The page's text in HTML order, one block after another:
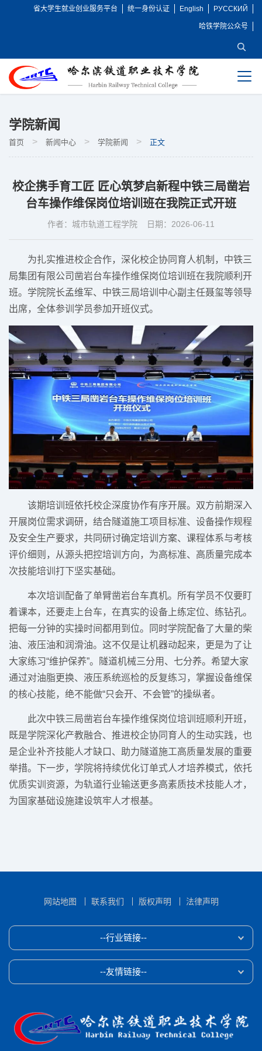
省大学生就业创业服务平台 统一身份认证 English РУССКИЙ
哈铁学院公众号
新闻中心 +
学院新闻
首页 > 新闻中心 > 学院新闻 > 正文
校企携手育工匠 匠心筑梦启新程中铁三局凿岩
台车操作维保岗位培训班在我院正式开班
作者：城市轨道工程学院 日期：2026-06-11
为扎实推进校企合作，深化校企协同育人机制，中铁三
局集团有限公司凿岩台车操作维保岗位培训班在我院顺利开
班。学院院长孟维军、中铁三局培训中心副主任聂玺等领导
出席，全体参训学员参加开班仪式。
该期培训班依托校企深度协作有序开展。双方前期深入
开展岗位需求调研，结合隧道施工项目标准、设备操作规程
及安全生产要求，共同研讨确定培训方案、课程体系与考核
评价细则，从源头把控培训方向，为高标准、高质量完成本
次技能培训打下坚实基础。
本次培训配备了单臂凿岩台车真机。所有学员不仅要盯
着课本，还要走上台车，在真实的设备上练定位、练钻孔。
把每一分钟的实操时间都用到位。同时学院配备了大量的柴
油、液压油和润滑油。这不仅是让机器动起来，更是为了让
大家练习“维护保养”。隧道机械三分用、七分养。希望大家
通过对油脂更换、液压系统巡检的反复练习，掌握设备维保
的核心技能，绝不能做“只会开、不会管”的操纵者。
此次中铁三局凿岩台车操作维保岗位培训班顺利开班，
既是学院深化产教融合、推进校企协同育人的生动实践，也
是企业补齐技能人才缺口、助力隧道施工高质量发展的重要
举措。下一步，学院将持续优化订单式人才培养模式，依托
优质实训资源，为轨道行业输送更多高素质技术技能人才，
为国家基础设施建设筑牢人才根基。
网站地图 联系我们 版权声明 法律声明
--行业链接--
--友情链接--